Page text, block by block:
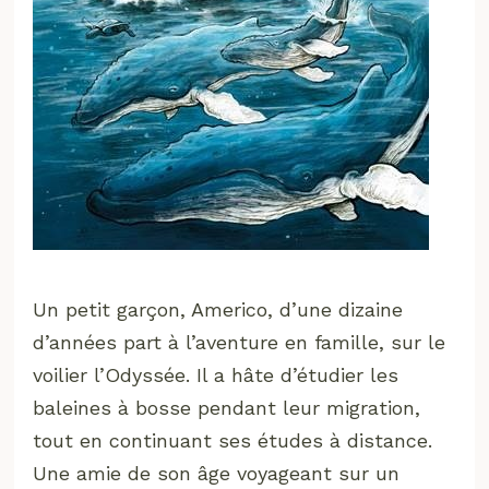
Un petit garçon, Americo, d’une dizaine
d’années part à l’aventure en famille, sur le
voilier l’Odyssée. Il a hâte d’étudier les
baleines à bosse pendant leur migration,
tout en continuant ses études à distance.
Une amie de son âge voyageant sur un